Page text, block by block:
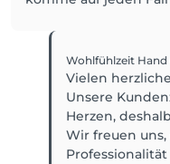
Wohlfühlzeit
Vielen
Unsere
Herzen,
Wir freuen